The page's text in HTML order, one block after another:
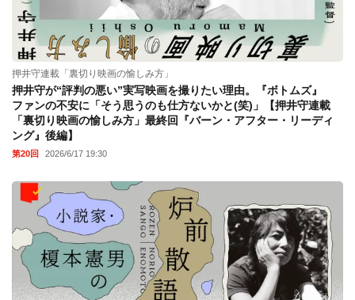
押井守連載「裏切り映画の愉しみ方」
押井守が“評判の悪い”実写映画を撮りたい理由。『ボトムズ』
ファンの不安に「そう思うのも仕方ないかと(笑)」【押井守連載
「裏切り映画の愉しみ方」最終回『バーン・アフター・リーディ
ング』後編】
第20回 2026/6/17 19:30